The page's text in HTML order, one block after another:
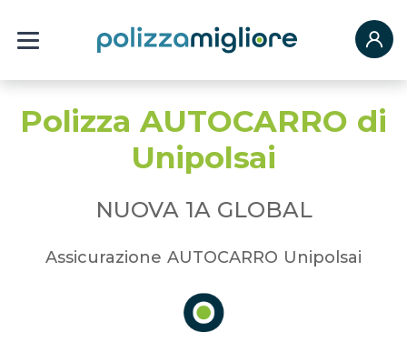
Polizza AUTOCARRO di
Unipolsai
NUOVA 1A GLOBAL
Assicurazione AUTOCARRO Unipolsai